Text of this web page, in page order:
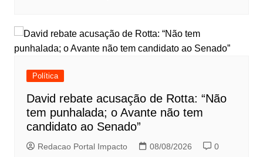
Política
David rebate acusação de Rotta: “Não
tem punhalada; o Avante não tem
candidato ao Senado”
Redacao Portal Impacto 08/08/2026 0